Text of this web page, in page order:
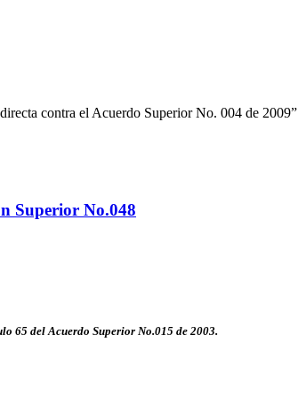
contra el Acuerdo Superior No. 004 de 2009”
Superior No.048
65 del Acuerdo Superior No.015 de 2003.